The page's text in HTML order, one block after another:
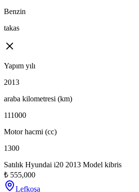
Benzin
takas
Yapım yılı
2013
araba kilometresi (km)
111000
Motor hacmi (cc)
1300
Satılık Hyundai i20 2013 Model kibris
₺ 555,000
Lefkoşa